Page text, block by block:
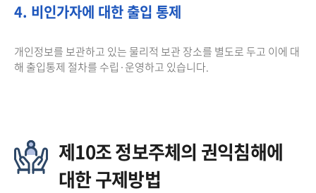
4. 비인가자에 대한 출입 통제
개인정보를 보관하고 있는 물리적 보관 장소를 별도로 두고 이에 대
해 출입통제 절차를 수립·운영하고 있습니다.
제10조 정보주체의 권익침해에
대한 구제방법